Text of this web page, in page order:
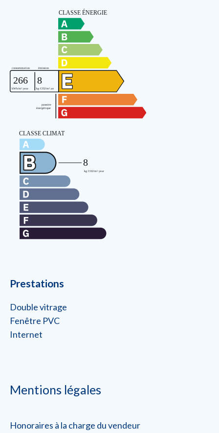
Prestations
Double vitrage
Fenêtre PVC
Internet
Mentions légales
Honoraires à la charge du vendeur